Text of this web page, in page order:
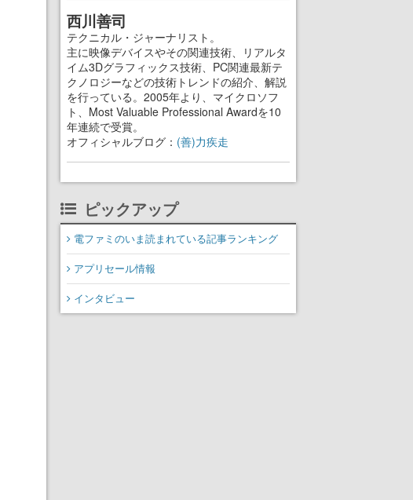
西川善司
テクニカル・ジャーナリスト。
主に映像デバイスやその関連技術、リアルタ
イム3Dグラフィックス技術、PC関連最新テ
クノロジーなどの技術トレンドの紹介、解説
を行っている。2005年より、マイクロソフ
ト、Most Valuable Professional Awardを10
年連続で受賞。
オフィシャルブログ： (善)力疾走
ピックアップ
電ファミのいま読まれている記事ランキング
アプリセール情報
インタビュー